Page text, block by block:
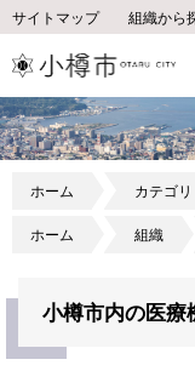
サイトマップ 組織から
ホーム カテゴリ
ホーム 組織
小樽市内の医療